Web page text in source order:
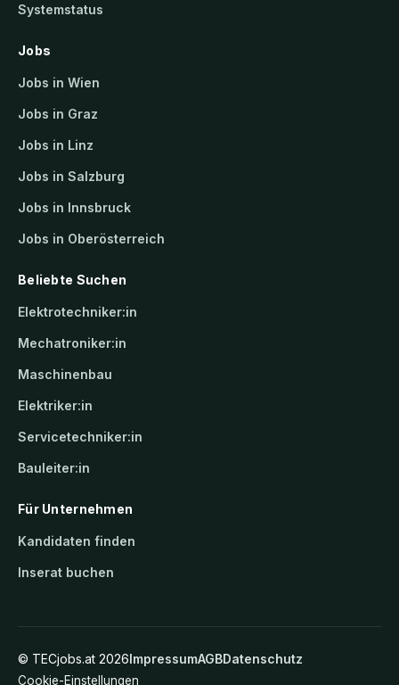
Systemstatus
Jobs
Jobs in Wien
Jobs in Graz
Jobs in Linz
Jobs in Salzburg
Jobs in Innsbruck
Jobs in Oberösterreich
Beliebte Suchen
Elektrotechniker:in
Mechatroniker:in
Maschinenbau
Elektriker:in
Servicetechniker:in
Bauleiter:in
Für Unternehmen
Kandidaten finden
Inserat buchen
© TECjobs.at 2026ImpressumAGBDatenschutz
Cookie-Einstellungen